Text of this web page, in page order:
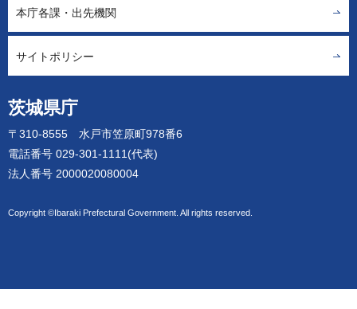
茨城県庁
〒310-8555 水戸市笠原町978番6
電話番号 029-301-1111(代表)
法人番号 2000020080004
Copyright ©Ibaraki Prefectural Government. All rights reserved.
本庁各課・出先機関
サイトポリシー